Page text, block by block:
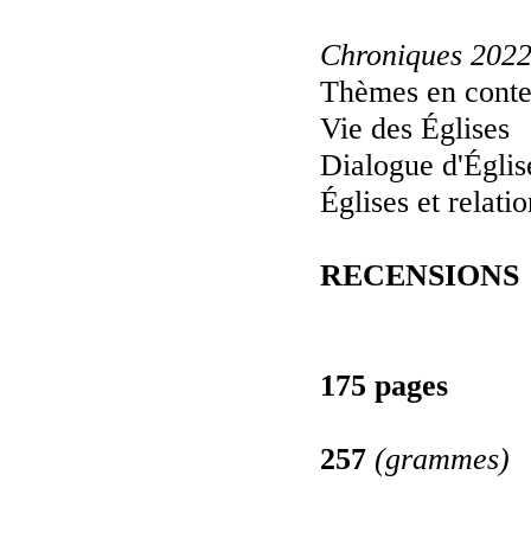
Chroniques 2022
Thèmes en
Vie des Églises
Dialogue
Églises et
RECENSIONS
175 pages
257 (grammes)